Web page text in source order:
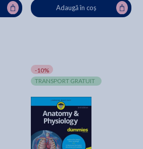
Adaugă în coș
-10%
TRANSPORT GRATUIT